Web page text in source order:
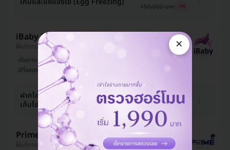
150,000 บาท -3%
iBaby Fertility & Genetic Center
ให้บริการที่ ปทุมวัน
เดินทางสะดวก
รีวิวดีลูกค้ารัก
มีที่จอดรถมากกว่า 3 คัน
ฝากไข่ (Egg Freezing) กระตุ้นไข่
เก็บไข่ แช่แข็งไข่ 20 ฟอง 2 ปี
170,720 บาท
176,000 บาท -3%
Prime Fertility Clinic
ให้บริการที่ พญาไท
×